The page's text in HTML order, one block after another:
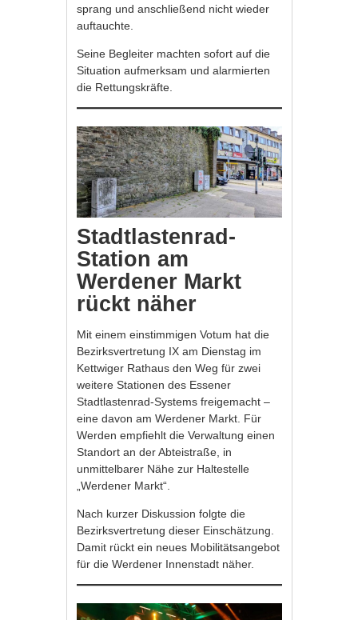
sprang und anschließend nicht wieder
auftauchte.
Seine Begleiter machten sofort auf die
Situation aufmerksam und alarmierten
die Rettungskräfte.
Stadtlastenrad-
Station am
Werdener Markt
rückt näher
Mit einem einstimmigen Votum hat die
Bezirksvertretung IX am Dienstag im
Kettwiger Rathaus den Weg für zwei
weitere Stationen des Essener
Stadtlastenrad-Systems freigemacht –
eine davon am Werdener Markt. Für
Werden empfiehlt die Verwaltung einen
Standort an der Abteistraße, in
unmittelbarer Nähe zur Haltestelle
„Werdener Markt“.
Nach kurzer Diskussion folgte die
Bezirksvertretung dieser Einschätzung.
Damit rückt ein neues Mobilitätsangebot
für die Werdener Innenstadt näher.